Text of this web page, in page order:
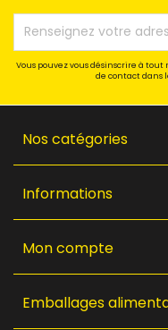
Vous pouvez vous désinscrire à
de contact dans
Nos catégories
Informations
Mon compte
Emballages